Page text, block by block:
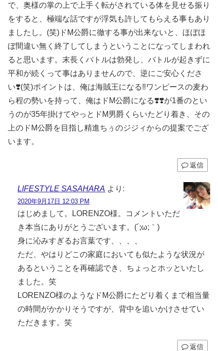
で、奥様の掌の上で上手く転がされている体を見せる振り
をすると、極端な話ですが浮気も許してもらえる事もあり
ましたし。(笑)ドM公爵に徹する事が出来ないと、ほぼほ
ぼ間違い無く終了してしまうということになってしまわれ
ると思います。末長くバトルは勃発し、バトルが起きずに
平和が続くって事はありませんので、逆にご安心くださ
い❣️(笑)ポイントは、俺は海賊王になる‼️ワンピースの麦わ
ら程の勢いを持って、俺はドM公爵になる❣️❣️が1番のとい
うのが35年掛けてやっとドM男爵くらいたどり着き、その
上のドM公爵を目指し精進ちぅのジジィからの提案でござ
います。
返信
LIFESTYLE SASAHARA より:
2020年9月17日 12:03 PM
はじめまして。LORENZO様。コメントいただ
き本当にありがとうございます。(´;ω;｀)
身に沁みすぎるお言葉です、、、、
ただ、やはりどこの家庭においても似たような状況が
あるということを再確認でき、ちょっとホッといたし
ました。笑
LORENZO様のようなドM公爵にたどり着くまで相当量
の時間がかかりそうですが、背中を追いかけさせてい
ただきます。笑
返信